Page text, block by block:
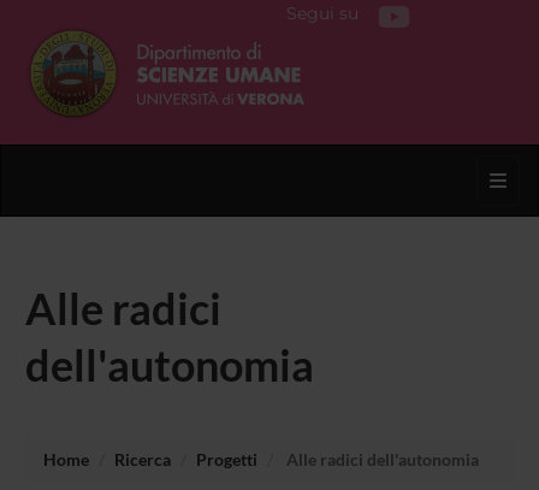
Segui su
Alle radici
dell'autonomia
Home Ricerca Progetti Alle radici dell'autonomia